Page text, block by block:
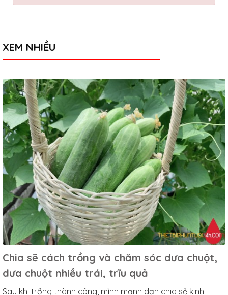
XEM NHIỀU
Chia sẽ cách trồng và chăm sóc dưa chuột,
dưa chuột nhiều trái, trĩu quả
Sau khi trồng thành công, mình mạnh dạn chia sẻ kinh